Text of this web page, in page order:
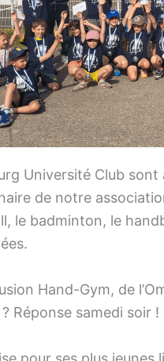
Université Club
de notre
badminton, le
Hand-Gym, de
Réponse samedi soir !